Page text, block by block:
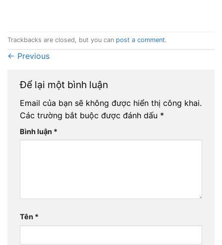
Trackbacks are closed, but you can post a comment.
← Previous
Để lại một bình luận
Email của bạn sẽ không được hiển thị công khai.
Các trường bắt buộc được đánh dấu *
Bình luận *
Tên *